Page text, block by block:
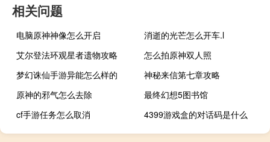
相关问题
电脑原神神像怎么开启
消逝的光芒怎么开车.l
艾尔登法环观星者遗物攻略
怎么拍原神双人照
梦幻诛仙手游异能怎么样的
神秘来信第七章攻略
原神的邪气怎么去除
最终幻想5图书馆
cf手游任务怎么取消
4399游戏盒的对话码是什么